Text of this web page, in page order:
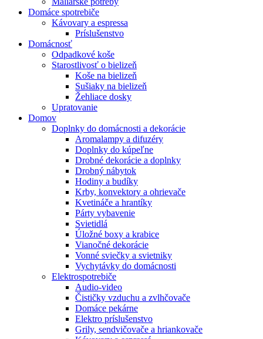
Domáce spotrebiče
Kávovary a espressa
Príslušenstvo
Domácnosť
Odpadkové koše
Starostlivosť o bielizeň
Koše na bielizeň
Sušiaky na bielizeň
Žehliace dosky
Upratovanie
Domov
Doplnky do domácnosti a dekorácie
Aromalampy a difuzéry
Doplnky do kúpeľne
Drobné dekorácie a doplnky
Drobný nábytok
Hodiny a budíky
Krby, konvektory a ohrievače
Kvetináče a hrantíky
Párty vybavenie
Svietidlá
Úložné boxy a krabice
Vianočné dekorácie
Vonné sviečky a svietniky
Vychytávky do domácnosti
Elektrospotrebiče
Audio-video
Čističky vzduchu a zvlhčovače
Domáce pekárne
Elektro príslušenstvo
Grily, sendvičovače a hriankovače